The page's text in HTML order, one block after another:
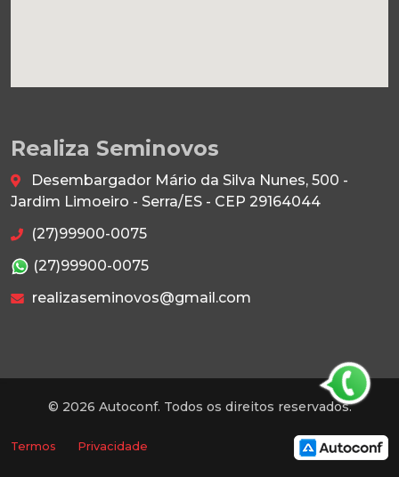
Realiza Seminovos
Desembargador Mário da Silva Nunes, 500 -
Jardim Limoeiro - Serra/ES - CEP 29164044
(27)99900-0075
(27)99900-0075
realizaseminovos@gmail.com
© 2026 Autoconf. Todos os direitos reservados.
Termos Privacidade